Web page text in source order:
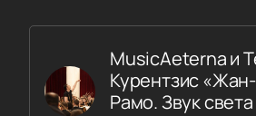
MusicAeterna и
Курентзис
Рамо. Звук света